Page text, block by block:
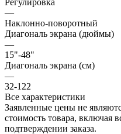
—
Наклонно-поворотный
Диагональ экрана (дюймы)
—
15"-48"
Диагональ экрана (см)
—
32-122
Все характеристики
Заявленные цены не
стоимость товара, включая
подтверждении заказа.